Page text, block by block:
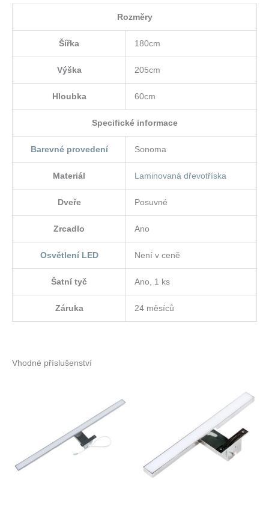
Rozměry
Šířka 180cm
Výška 205cm
Hloubka 60cm
Specifické informace
Barevné provedení Sonoma
Materiál Laminovaná dřevotříska
Dveře Posuvné
Zrcadlo Ano
Osvětlení LED Není v ceně
Šatní tyč Ano, 1 ks
Záruka 24 měsíců
Vhodné příslušenství